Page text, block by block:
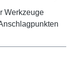
Werkzeuge